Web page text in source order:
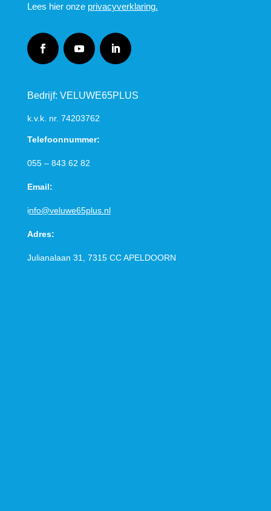
Lees hier onze privacyverklaring.
Bedrijf: VELUWE65PLUS
k.v.k. nr. 74203762
Telefoonnummer:
055 – 843 62 82
Email:
info@veluwe65plus.nl
Adres:
Julianalaan 31, 7315 CCAPELDOORN